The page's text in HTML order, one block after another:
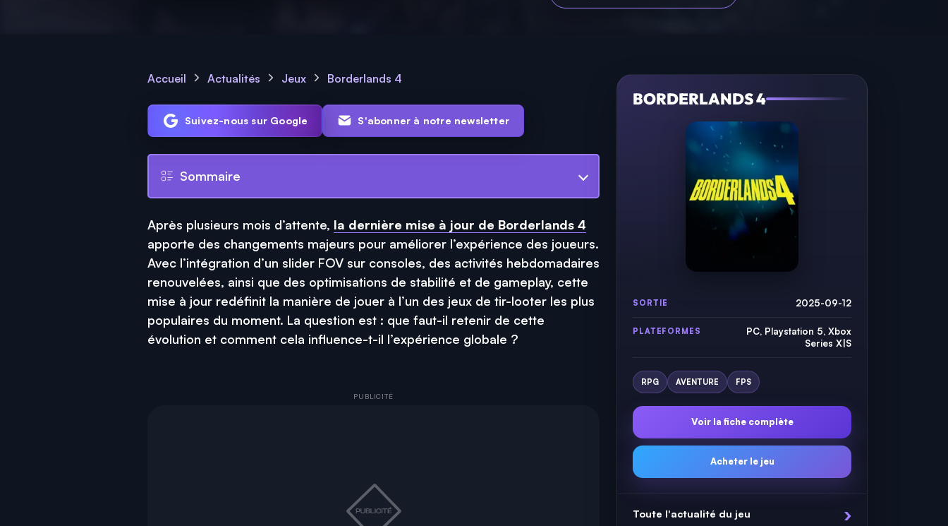
Accueil Actualités Jeux Borderlands 4
Suivez-nous sur Google S'abonner à notre newsletter
Sommaire
Après plusieurs mois d’attente, la dernière mise à jour de Borderlands 4
apporte des changements majeurs pour améliorer l’expérience des joueurs.
Avec l’intégration d’un slider FOV sur consoles, des activités hebdomadaires
renouvelées, ainsi que des optimisations de stabilité et de gameplay, cette
mise à jour redéfinit la manière de jouer à l’un des jeux de tir-looter les plus
populaires du moment. La question est : que faut-il retenir de cette
évolution et comment cela influence-t-il l’expérience globale ?
BORDERLANDS 4
SORTIE 2025-09-12
PLATEFORMES
PC, Playstation 5, Xbox
Series X|S
RPG AVENTURE FPS
Voir la fiche complète
Acheter le jeu
Toute l'actualité du jeu